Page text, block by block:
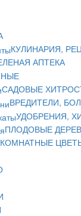
КУЛИНАРИЯ,
АПТЕКА
САДОВЫЕ
ВРЕДИТЕЛИ,
УДОБРЕНИЯ,
ПЛОДОВЫЕ
КОМНАТНЫЕ